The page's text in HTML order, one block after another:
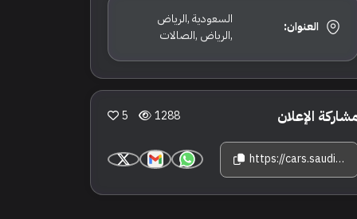
العنوان:
السعودية ,الرياض
,الرياض ,الصالات
الإعلان 1288
5
https://cars.saudisale.com/listings/r9b29K/2024-%D8%AC%D8%A7%D9%83%D9%88%D8%A7%D8%B1-%D8%A7%D9%81-%D8%A8%D9%8A%D8%B3-%D8%A7%D8%B1-%D8%AF%D8%A7%D9%8A%D9%86%D8%A7%D9%85%D9%8A%D9%83